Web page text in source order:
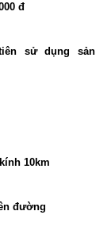
đ
sử dụng sản
10km
đường